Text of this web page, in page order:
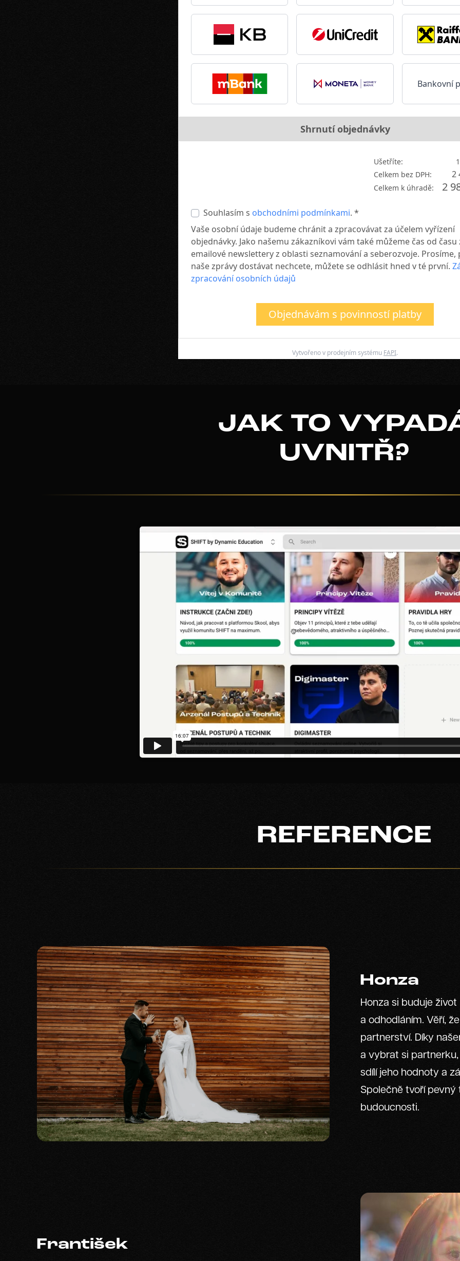
Bankovní
Shrnutí objednávky
Ušetříte:
Celkem bez DPH:
2
Celkem k úhradě: 2
Souhlasím s obchodními podmínkami. *
Vaše osobní údaje budeme chránit a zpracovávat za účelem vyřízení
objednávky. Jako našemu zákazníkovi vám také můžeme čas od času
emailové newslettery z oblasti seznamování a seberozvoje. Prosíme,
naše zprávy dostávat nechcete, můžete se odhlásit hned v té první.
zpracování osobních údajů
Objednávám s povinností platby
Vytvořeno v prodejním systému FAPI.
JAK TO
UVNITŘ?
REFERENCE
Honza
Honza si buduje
a odhodláním. Věří,
partnerství. Díky
a vybrat si
sdílí jeho hodnoty a
Společně tvoří
budoucnosti.
František